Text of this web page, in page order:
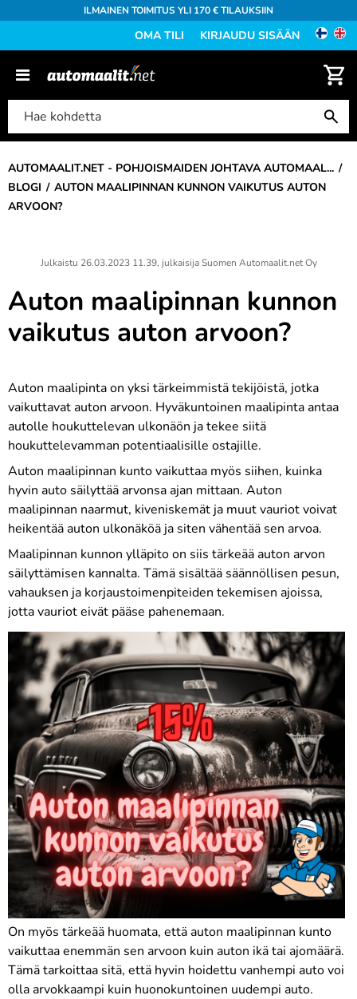
ILMAINEN TOIMITUS YLI 170 € TILAUKSIIN
OMA TILI KIRJAUDU SISÄÄN
AUTOMAALIT.NET - POHJOISMAIDEN JOHTAVA AUTOMAAL...
BLOGI
AUTON MAALIPINNAN KUNNON VAIKUTUS AUTON
ARVOON?
Julkaistu 26.03.2023 11.39, julkaisijaSuomen Automaalit.net Oy
Auton maalipinnan kunnon
vaikutus auton arvoon?
Auton maalipinta on yksi tärkeimmistä tekijöistä, jotka
vaikuttavat auton arvoon. Hyväkuntoinen maalipinta antaa
autolle houkuttelevan ulkonäön ja tekee siitä
houkuttelevamman potentiaalisille ostajille.
Auton maalipinnan kunto vaikuttaa myös siihen, kuinka
hyvin auto säilyttää arvonsa ajan mittaan. Auton
maalipinnan naarmut, kiveniskemät ja muut vauriot voivat
heikentää auton ulkonäköä ja siten vähentää sen arvoa.
Maalipinnan kunnon ylläpito on siis tärkeää auton arvon
säilyttämisen kannalta. Tämä sisältää säännöllisen pesun,
vahauksen ja korjaustoimenpiteiden tekemisen ajoissa,
jotta vauriot eivät pääse pahenemaan.
On myös tärkeää huomata, että auton maalipinnan kunto
vaikuttaa enemmän sen arvoon kuin auton ikä tai ajomäärä.
Tämä tarkoittaa sitä, että hyvin hoidettu vanhempi auto voi
olla arvokkaampi kuin huonokuntoinen uudempi auto.